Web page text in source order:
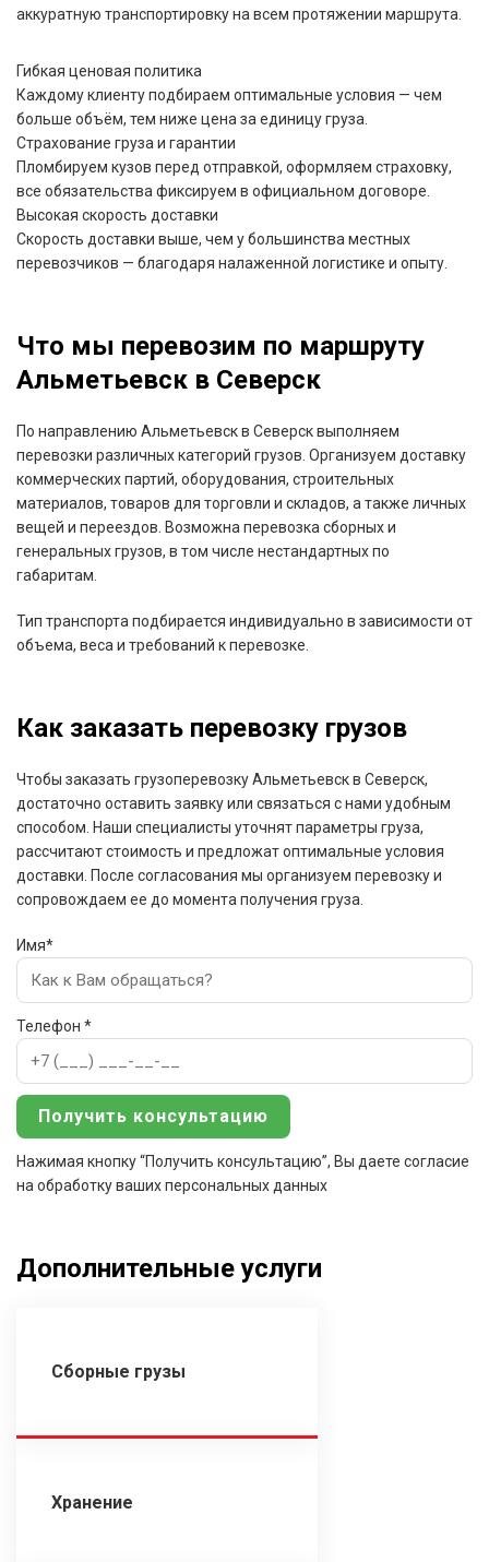
аккуратную транспортировку на всем протяжении маршрута.
Гибкая ценовая политика
Каждому клиенту подбираем оптимальные условия — чем
больше объём, тем ниже цена за единицу груза.
Страхование груза и гарантии
Пломбируем кузов перед отправкой, оформляем страховку,
все обязательства фиксируем в официальном договоре.
Высокая скорость доставки
Скорость доставки выше, чем у большинства местных
перевозчиков — благодаря налаженной логистике и опыту.
Что мы перевозим по маршруту
Альметьевск в Северск
По направлению Альметьевск в Северск выполняем
перевозки различных категорий грузов. Организуем доставку
коммерческих партий, оборудования, строительных
материалов, товаров для торговли и складов, а также личных
вещей и переездов. Возможна перевозка сборных и
генеральных грузов, в том числе нестандартных по
габаритам.
Тип транспорта подбирается индивидуально в зависимости от
объема, веса и требований к перевозке.
Как заказать перевозку грузов
Чтобы заказать грузоперевозку Альметьевск в Северск,
достаточно оставить заявку или связаться с нами удобным
способом. Наши специалисты уточнят параметры груза,
рассчитают стоимость и предложат оптимальные условия
доставки. После согласования мы организуем перевозку и
сопровождаем ее до момента получения груза.
Имя*
Телефон *
Нажимая кнопку “Получить консультацию”, Вы даете согласие
на обработку ваших персональных данных
Дополнительные услуги
Сборные грузы
Хранение